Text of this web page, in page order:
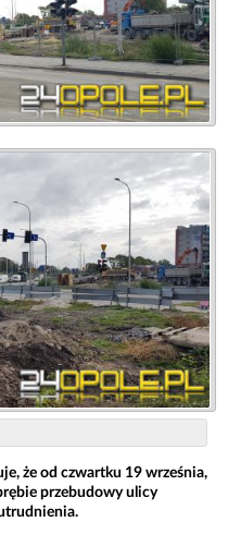
że od czwartku 19 września,
przebudowy ulicy